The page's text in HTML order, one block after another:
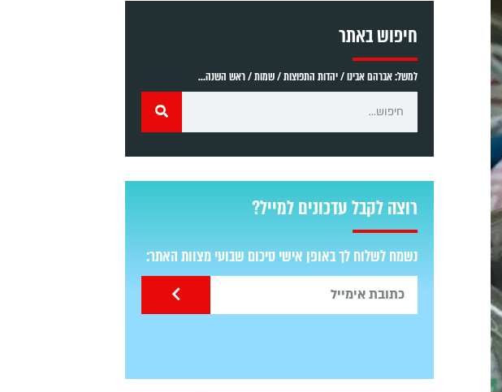
חיפוש באתר
למשל: אברהם אבינו / יהדות התפוצות / שמות / ראש השנה...
רוצה לקבל עדכונים למייל?
נשמח לשלוח לך באופן אישי סיכום שבועי מצוות האתר: